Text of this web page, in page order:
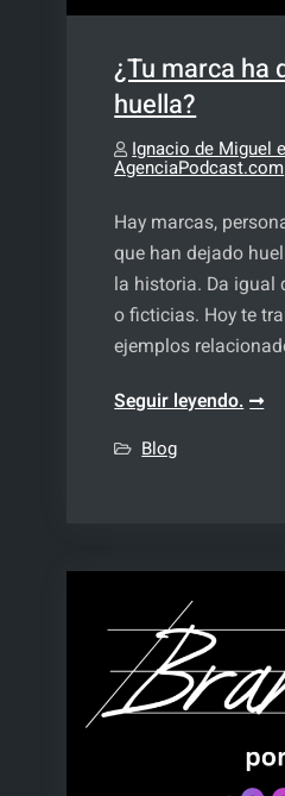
¿Tu marca ha
huella?
Ignacio de Miguel
AgenciaPodcast.com
Hay marcas,
que han dejado
la historia. Da igual
o ficticias. Hoy te
ejemplos
Seguir leyendo.¿Tu
Blog